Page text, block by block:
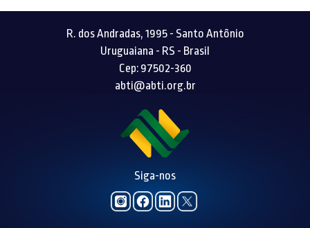
R. dos Andradas, 1995 - Santo Antônio
Uruguaiana - RS - Brasil
Cep: 97502-360
abti@abti.org.br
Siga-nos